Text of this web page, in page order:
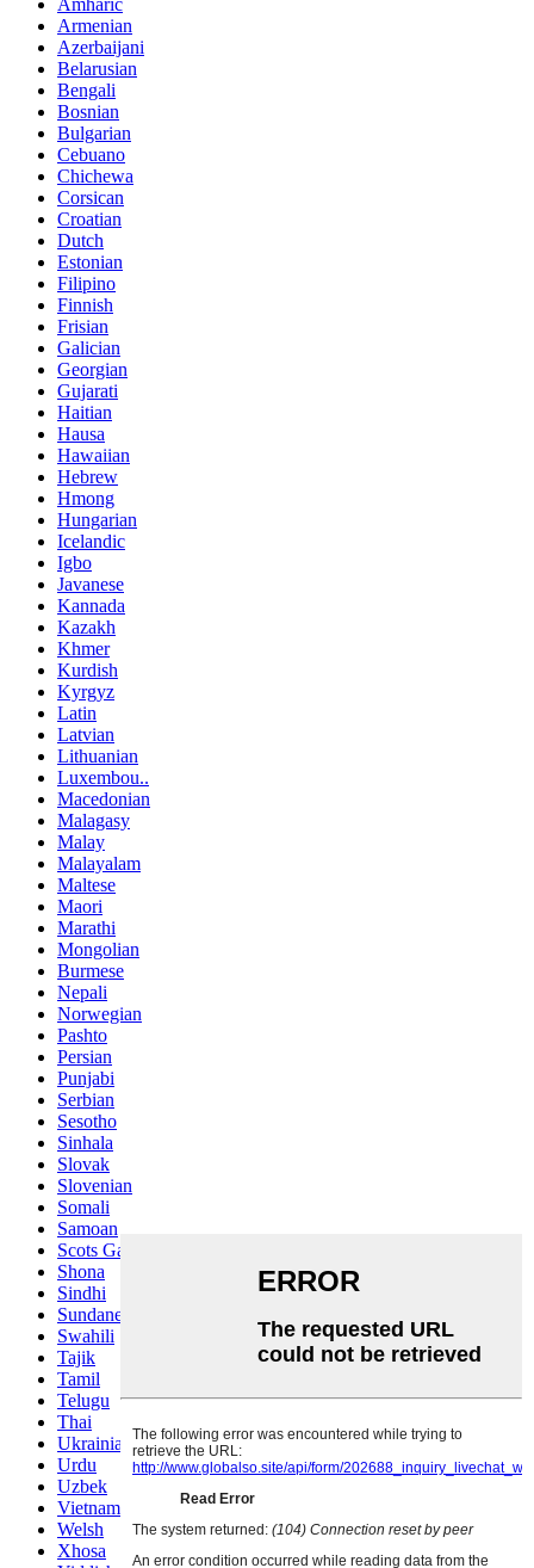
Amharic
Armenian
Azerbaijani
Belarusian
Bengali
Bosnian
Bulgarian
Cebuano
Chichewa
Corsican
Croatian
Dutch
Estonian
Filipino
Finnish
Frisian
Galician
Georgian
Gujarati
Haitian
Hausa
Hawaiian
Hebrew
Hmong
Hungarian
Icelandic
Igbo
Javanese
Kannada
Kazakh
Khmer
Kurdish
Kyrgyz
Latin
Latvian
Lithuanian
Luxembou..
Macedonian
Malagasy
Malay
Malayalam
Maltese
Maori
Marathi
Mongolian
Burmese
Nepali
Norwegian
Pashto
Persian
Punjabi
Serbian
Sesotho
Sinhala
Slovak
Slovenian
Somali
Samoan
Scots Gaelic
Shona
Sindhi
Sundanese
Swahili
Tajik
Tamil
Telugu
Thai
Ukrainian
Urdu
Uzbek
Vietnamese
Welsh
Xhosa